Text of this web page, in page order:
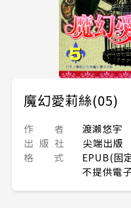
魔幻愛莉絲(05)
作 者
渡瀨悠宇
出 版 社
尖端出版
格 式
EPUB(固
不提供電